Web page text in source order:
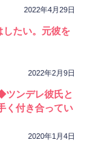
2022年4月29日
したい。元彼を
2022年2月9日
ツンデレ彼氏と
く付き合ってい
2020年1月4日